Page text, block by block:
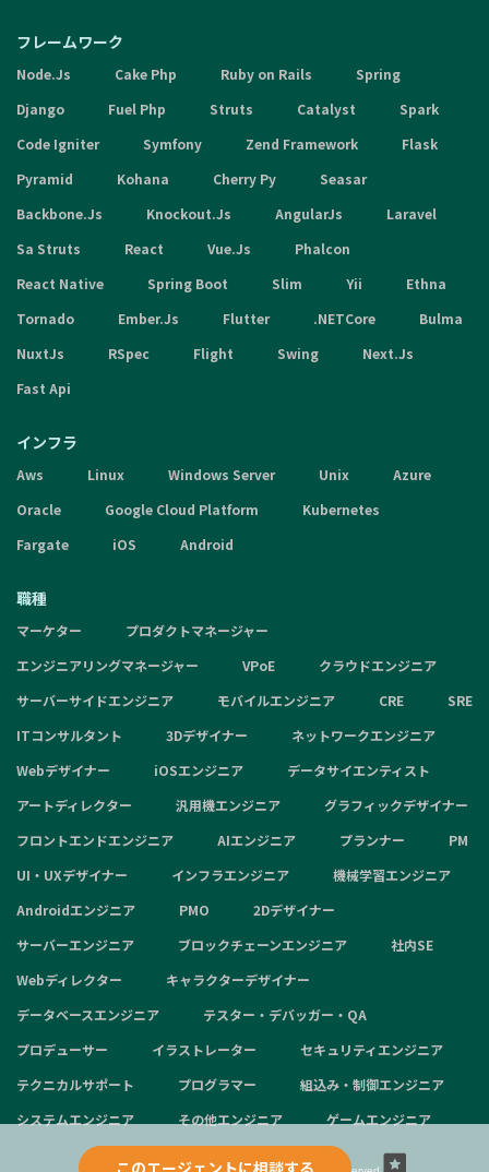
このエージェントに相談する
フレームワーク
Node.Js Cake Php Ruby on Rails
Spring
Django
Fuel Php Struts Catalyst
Spark
Code Igniter
Symfony Zend Framework
Flask
Pyramid
Kohana Cherry Py
Seasar
Backbone.Js
Knockout.Js AngularJs
Laravel
Sa Struts
React Vue.Js
Phalcon
React Native
Spring Boot Slim Yii
Ethna
Tornado
Ember.Js Flutter .NETCore
Bulma
NuxtJs
RSpec Flight Swing
Next.Js
Fast Api
インフラ
Aws Linux Windows Server Unix
Azure
Oracle
Google Cloud Platform
Kubernetes
Fargate
iOS Android
職種
マーケター
プロダクトマネージャー
エンジニアリングマネージャー
VPoE
クラウドエンジニア
サーバーサイドエンジニア
モバイルエンジニア CRE
SRE
ITコンサルタント
3Dデザイナー
ネットワークエンジニア
Webデザイナー
iOSエンジニア
データサイエンティスト
アートディレクター
汎用機エンジニア
グラフィックデザイナー
フロントエンドエンジニア
AIエンジニア プランナー
PM
UI・UXデザイナー
インフラエンジニア
機械学習エンジニア
Androidエンジニア
PMO
2Dデザイナー
サーバーエンジニア
ブロックチェーンエンジニア
社内SE
Webディレクター
キャラクターデザイナー
データベースエンジニア
テスター・デバッガー・QA
プロデューサー
イラストレーター
セキュリティエンジニア
テクニカルサポート
プログラマー
組込み・制御エンジニア
システムエンジニア
その他エンジニア ゲームエンジニア